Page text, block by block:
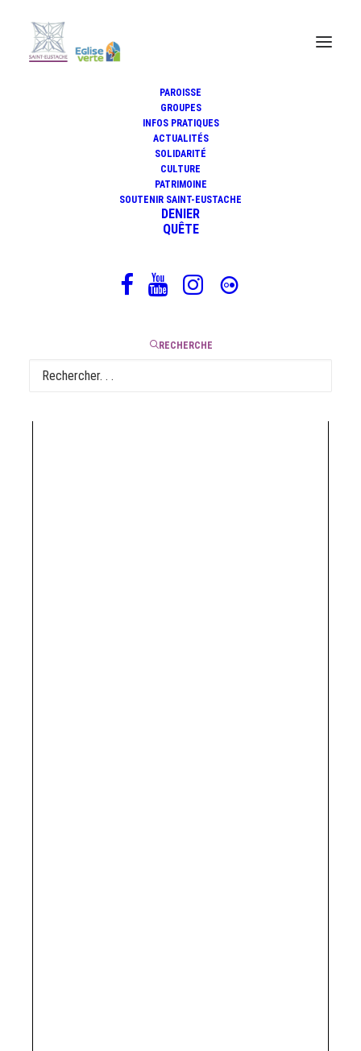
PAROISSE
GROUPES
INFOS PRATIQUES
ACTUALITÉS
SOLIDARITÉ
CULTURE
PATRIMOINE
SOUTENIR SAINT-EUSTACHE
DENIER
QUÊTE
RECHERCHE
Saint-Eustache celebrates 800
years : programme in English
29 janvier 2024